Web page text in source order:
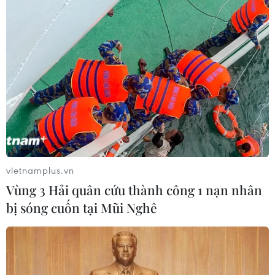
31/07/2026 04:02
50 năm quan hệ Việt-Đức: Khi ngoại
giao nhân dân bắt đầu từ tiếng mẹ đẻ
30/07/2026 23:00
Trăn trở người giữ lửa tiếng Việt trên
30/07/2026 12:00
Nơi tiếng mẹ đẻ được hồi sinh giữa
vietnamplus.vn
Vùng 3 Hải quân cứu thành công 1 nạn nhân
bị sóng cuốn tại Mũi Nghê